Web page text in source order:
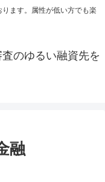
ます。属性が低い方でも楽
のゆるい融資先を
融